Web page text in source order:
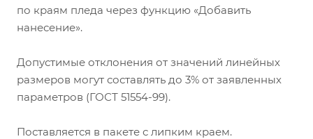
по краям пледа через функцию «Добавить
нанесение».
Допустимые отклонения от значений линейных
размеров могут составлять до 3% от заявленных
параметров (ГОСТ 51554-99).
Поставляется в пакете с липким краем.